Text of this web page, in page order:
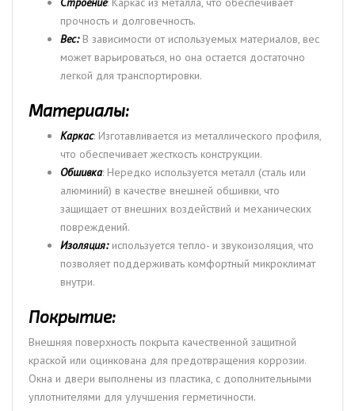
прочность и долговечность.
Вес:В зависимости от используемых материалов, вес
может варьироваться, но она остается достаточно
легкой для транспортировки.
Материалы:
Каркас: Изготавливается из металлического профиля,
что обеспечивает жесткость конструкции.
Обшивка: Нередко используется металл (сталь или
алюминий) в качестве внешней обшивки, что
защищает от внешних воздействий и механических
повреждений.
Изоляция:используется тепло- и звукоизоляция, что
позволяет поддерживать комфортный микроклимат
внутри.
Покрытие:
Внешняя поверхность покрыта качественной защитной
краской или оцинкована для предотвращения коррозии.
Окна и двери выполнены из пластика, с дополнительными
уплотнителями для улучшения герметичности.